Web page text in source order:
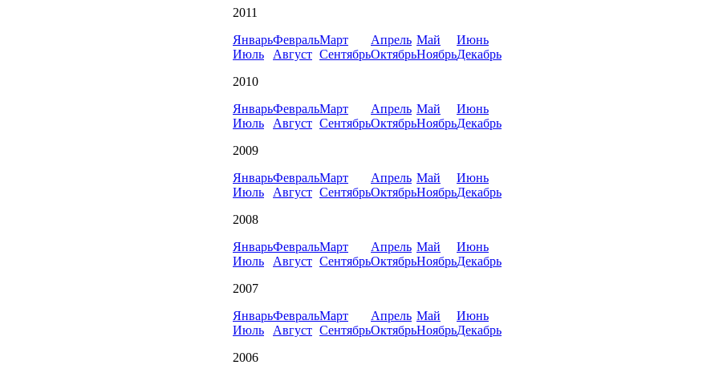
2011
ЯнварьФевральМарт Апрель Май
Июнь
Июль
Август СентябрьОктябрьНоябрьДекабрь
2010
ЯнварьФевральМарт Апрель Май
Июнь
Июль
Август СентябрьОктябрьНоябрьДекабрь
2009
ЯнварьФевральМарт Апрель Май
Июнь
Июль
Август СентябрьОктябрьНоябрьДекабрь
2008
ЯнварьФевральМарт Апрель Май
Июнь
Июль
Август СентябрьОктябрьНоябрьДекабрь
2007
ЯнварьФевральМарт Апрель Май
Июнь
Июль
Август СентябрьОктябрьНоябрьДекабрь
2006